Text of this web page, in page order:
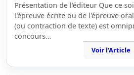
Présentation de l'éditeur Que ce
l'épreuve écrite ou de l'épreuve
(ou contraction de texte) est
concours…
Voir l'Article